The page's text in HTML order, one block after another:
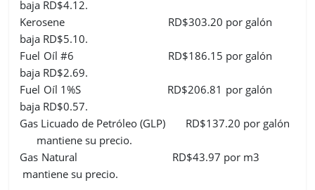
baja RD$4.12.
Kerosene RD$303.20 por galón
baja RD$5.10.
Fuel Oíl #6 RD$186.15 por galón
baja RD$2.69.
Fuel Oíl 1%S RD$206.81 por galón
baja RD$0.57.
Gas Licuado de Petróleo (GLP) RD$137.20 por galón
mantiene su precio.
Gas Natural RD$43.97 por m3
mantiene su precio.